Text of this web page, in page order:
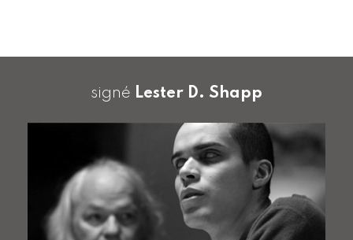
signé Lester D. Shapp